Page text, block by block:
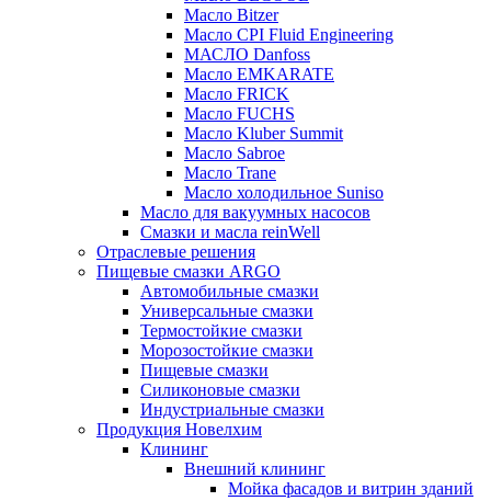
Масло Bitzer
Масло CPI Fluid Engineering
МАСЛО Danfoss
Масло EMKARATE
Масло FRICK
Масло FUCHS
Масло Kluber Summit
Масло Sabroe
Масло Trane
Масло холодильное Suniso
Масло для вакуумных насосов
Смазки и масла reinWell
Отраслевые решения
Пищевые смазки ARGO
Автомобильные смазки
Универсальные смазки
Термостойкие смазки
Морозостойкие смазки
Пищевые смазки
Силиконовые смазки
Индустриальные смазки
Продукция Новелхим
Клининг
Внешний клининг
Мойка фасадов и витрин зданий